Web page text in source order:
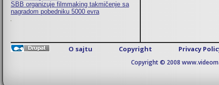
SBB organizuje filmmaking takmičenje sa
nagradom pobedniku 5000 evra
O sajtu Copyright Privacy
Copyright © 2008